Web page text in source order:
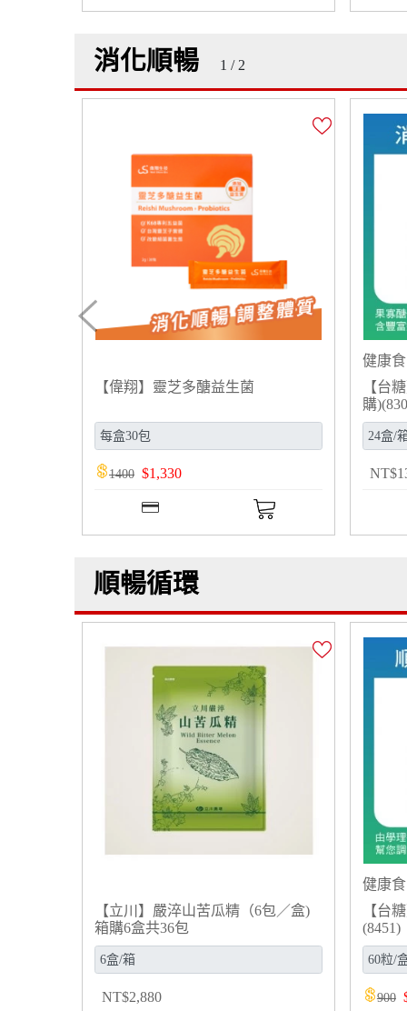
消化順暢 1 / 2
【偉翔】靈芝多醣益生菌
1400 $1,330
健康
【台
購
NT$
順暢循環
【立川】嚴淬山苦瓜精（6包／盒)
箱購6盒共36包
NT$2,880
健康
【台
(8451)
900